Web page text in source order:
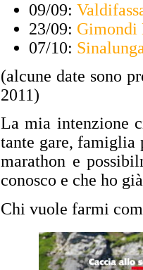
09/09:
23/09: Gimondi
07/10:
(alcune date sono
2011)
La mia intenzione
tante gare, famiglia
marathon e
conosco e che ho
Chi vuole farmi